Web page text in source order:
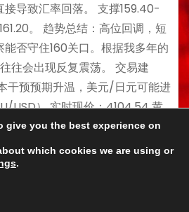
导致汇率回落。 支撑159.40-
。 趋势总结：高位回调，短
否守住160关口。根据我多年的
往会出现反复震荡。 交易建
干预预期升温，美元/日元可能进
USD） 实时现价：4104.54 黄
，从前期低位反弹。技术面
MACD死叉明显减弱。美元走弱
价。 支撑4075-4090，阻力
give you the best experience on
which cookies we are using or
.